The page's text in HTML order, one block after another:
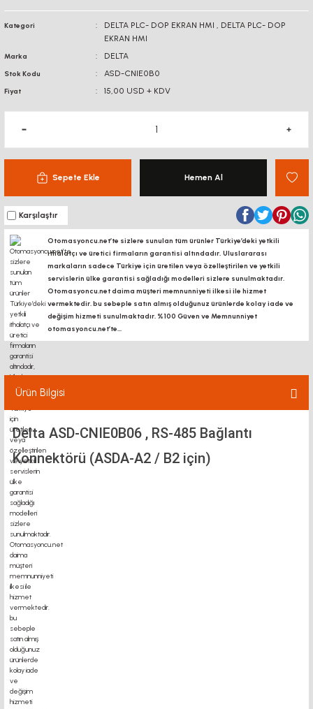
Kategori DELTA PLC- DOP EKRAN HMI , DELTA PLC- DOP
EKRAN HMI
Marka DELTA
Stok Kodu ASD-CNIE0B0
Fiyat 15,00 USD + KDV
Sepete Ekle Hemen Al
Karşılaştır
Otomasyoncu.net’te sizlere sunulan tüm ürünler Türkiye’deki yetkili
ithalatçı ve üretici firmaların garantisi altındadır, Uluslararası
markaların sadece Türkiye için üretilen veya özelleştirilen ve yetkili
servislerin ülke garantisi sağladığı modelleri sizlere sunulmaktadır.
Otomasyoncu.net daima müşteri memnunniyeti ilkesi ile hizmet
vermektedir. bu sebeple satın almış olduğunuz ürünlerde kolay iade ve
değişim hizmeti sunulmaktadır. %100 Güven ve Memnunniyet
otomasyoncu.net’te...
Ürün Bilgisi
Delta ASD-CNIE0B06 , RS-485 Bağlantı
Konnektörü (ASDA-A2 / B2 için)
motor kaplin fiyatları, sigma profil, 3d yazıcı, kremayer dişli, 45x45 sigma profil,
delta haberleşme kablosu, delta plc fiyat, konveyör bant, kramiyer dişli, mantar
stop, otomatik yağlama sistemleri, rulolu konveyör fiyatları, 12v 50a güç kaynağı,
2kw servo motor, 20x20 sigma profil, 20x20 sigma profil somunu, 22 5 180 sigma
alüminyum, 30*30 profil, 3d printer elektronik kit, 3d printer kit, 3d yazıcı fiyat,
sigma profil, 45 kw inverter, 5kw inverter fiyatları, 50 link flans, 685 zz, 7kw
inverter fiyatları, ahşap açılı delik açma aparatı, alüminyum ray profilleri,
alüminyum sigma profil fiyatları, araba için yatak, asansör enkoder fiyatları, büyük
3d yazıcı, cnc kızak yağlama pompası fiyatları, delta 2.2kw inverter, delta frekans